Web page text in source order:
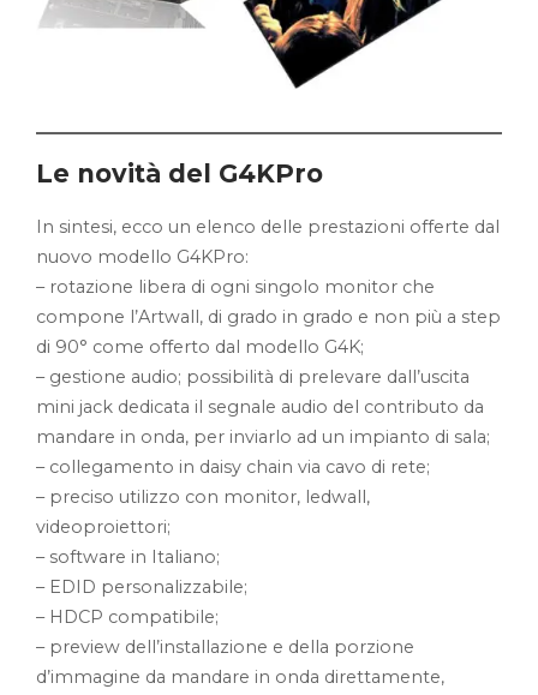
Le novità del G4KPro
In sintesi, ecco un elenco delle prestazioni offerte dal
nuovo modello G4KPro:
– rotazione libera di ogni singolo monitor che
compone l’Artwall, di grado in grado e non più a step
di 90° come offerto dal modello G4K;
– gestione audio; possibilità di prelevare dall’uscita
mini jack dedicata il segnale audio del contributo da
mandare in onda, per inviarlo ad un impianto di sala;
– collegamento in daisy chain via cavo di rete;
– preciso utilizzo con monitor, ledwall,
videoproiettori;
– software in Italiano;
– EDID personalizzabile;
– HDCP compatibile;
– preview dell’installazione e della porzione
d’immagine da mandare in onda direttamente,